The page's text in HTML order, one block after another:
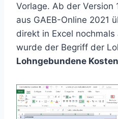
Vorlage. Ab der Version
aus GAEB-Online 2021
direkt in Excel
wurde der Begriff der
Lohngebundene Kosten